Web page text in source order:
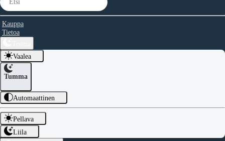
Kauppa
Tietoa
Vaalea
Tumma
Automaattinen
Pellava
Liila